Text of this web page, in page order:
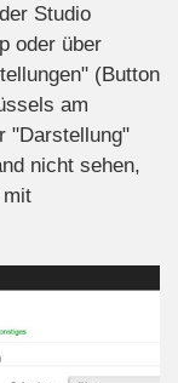
Studio
oder über
(Button
am
"Darstellung"
nicht sehen,